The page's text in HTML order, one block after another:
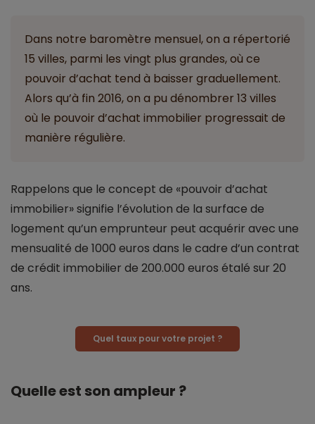
Dans notre baromètre mensuel, on a répertorié
15 villes, parmi les vingt plus grandes, où ce
pouvoir d’achat tend à baisser graduellement.
Alors qu’à fin 2016, on a pu dénombrer 13 villes
où le pouvoir d’achat immobilier progressait de
manière régulière.
Rappelons que le concept de «pouvoir d’achat
immobilier» signifie l’évolution de la surface de
logement qu’un emprunteur peut acquérir avec une
mensualité de 1000 euros dans le cadre d’un contrat
de crédit immobilier de 200.000 euros étalé sur 20
ans.
Quel taux pour votre projet ?
Quelle est son ampleur ?